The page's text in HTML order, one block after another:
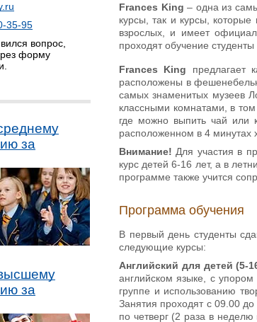
35-95
вопрос,
форму
за
за
Frances King – одна из
курсы, так и курсы,
взрослых, и имеет
проходят обучение
Frances King предлагает
расположены в
самых знаменитых музеев
классными комнатами, в
где можно выпить чай или
расположенном в 4 минутах
Внимание! Для участия в
курс детей 6-16 лет, а в
программе также учится
Программа обучения
В первый день студенты
следующие курсы:
Английский для детей (5-
английском языке, с упором
группе и использованию
Занятия проходят с 09.00
по четверг (2 раза в